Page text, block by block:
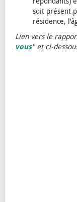
soit présent
résidence,
Lien vers le
vous" et ci-